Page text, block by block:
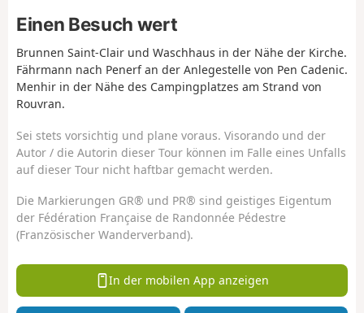
Einen Besuch wert
Brunnen Saint-Clair und Waschhaus in der Nähe der Kirche.
Fährmann nach Penerf an der Anlegestelle von Pen Cadenic.
Menhir in der Nähe des Campingplatzes am Strand von
Rouvran.
Sei stets vorsichtig und plane voraus. Visorando und der
Autor / die Autorin dieser Tour können im Falle eines Unfalls
auf dieser Tour nicht haftbar gemacht werden.
Die Markierungen GR® und PR® sind geistiges Eigentum
der Fédération Française de Randonnée Pédestre
(Französischer Wanderverband).
In der mobilen App anzeigen